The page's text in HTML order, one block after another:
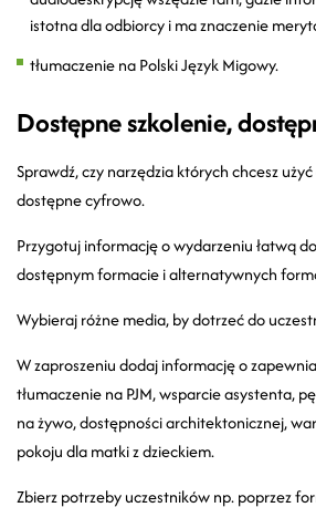
istotna dla odbiorcy i ma znaczenie
tłumaczenie na Polski Język Migowy.
Dostępne szkolenie,
Sprawdź, czy narzędzia których chcesz
dostępne cyfrowo.
Przygotuj informację o wydarzeniu łatwą
dostępnym formacie i alternatywnych
Wybieraj różne media, by dotrzeć do
W zaproszeniu dodaj informację o
tłumaczenie na PJM, wsparcie asystenta,
na żywo, dostępności architektonicznej,
pokoju dla matki z dzieckiem.
Zbierz potrzeby uczestników np. poprzez